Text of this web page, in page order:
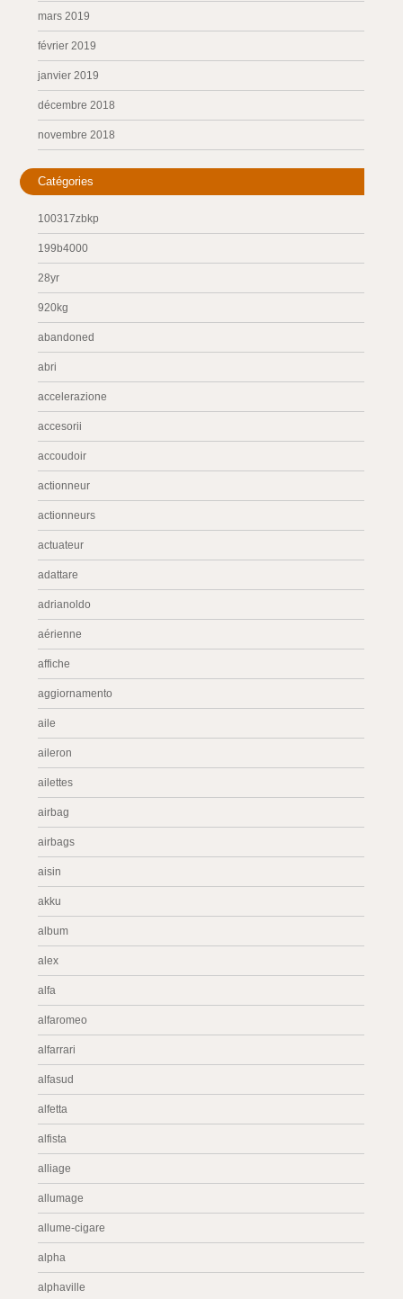
mars 2019
février 2019
janvier 2019
décembre 2018
novembre 2018
Catégories
100317zbkp
199b4000
28yr
920kg
abandoned
abri
accelerazione
accesorii
accoudoir
actionneur
actionneurs
actuateur
adattare
adrianoldo
aérienne
affiche
aggiornamento
aile
aileron
ailettes
airbag
airbags
aisin
akku
album
alex
alfa
alfaromeo
alfarrari
alfasud
alfetta
alfista
alliage
allumage
allume-cigare
alpha
alphaville